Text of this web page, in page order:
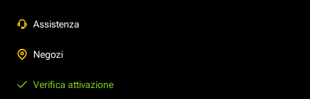
Assistenza
Negozi
Verifica attivazione